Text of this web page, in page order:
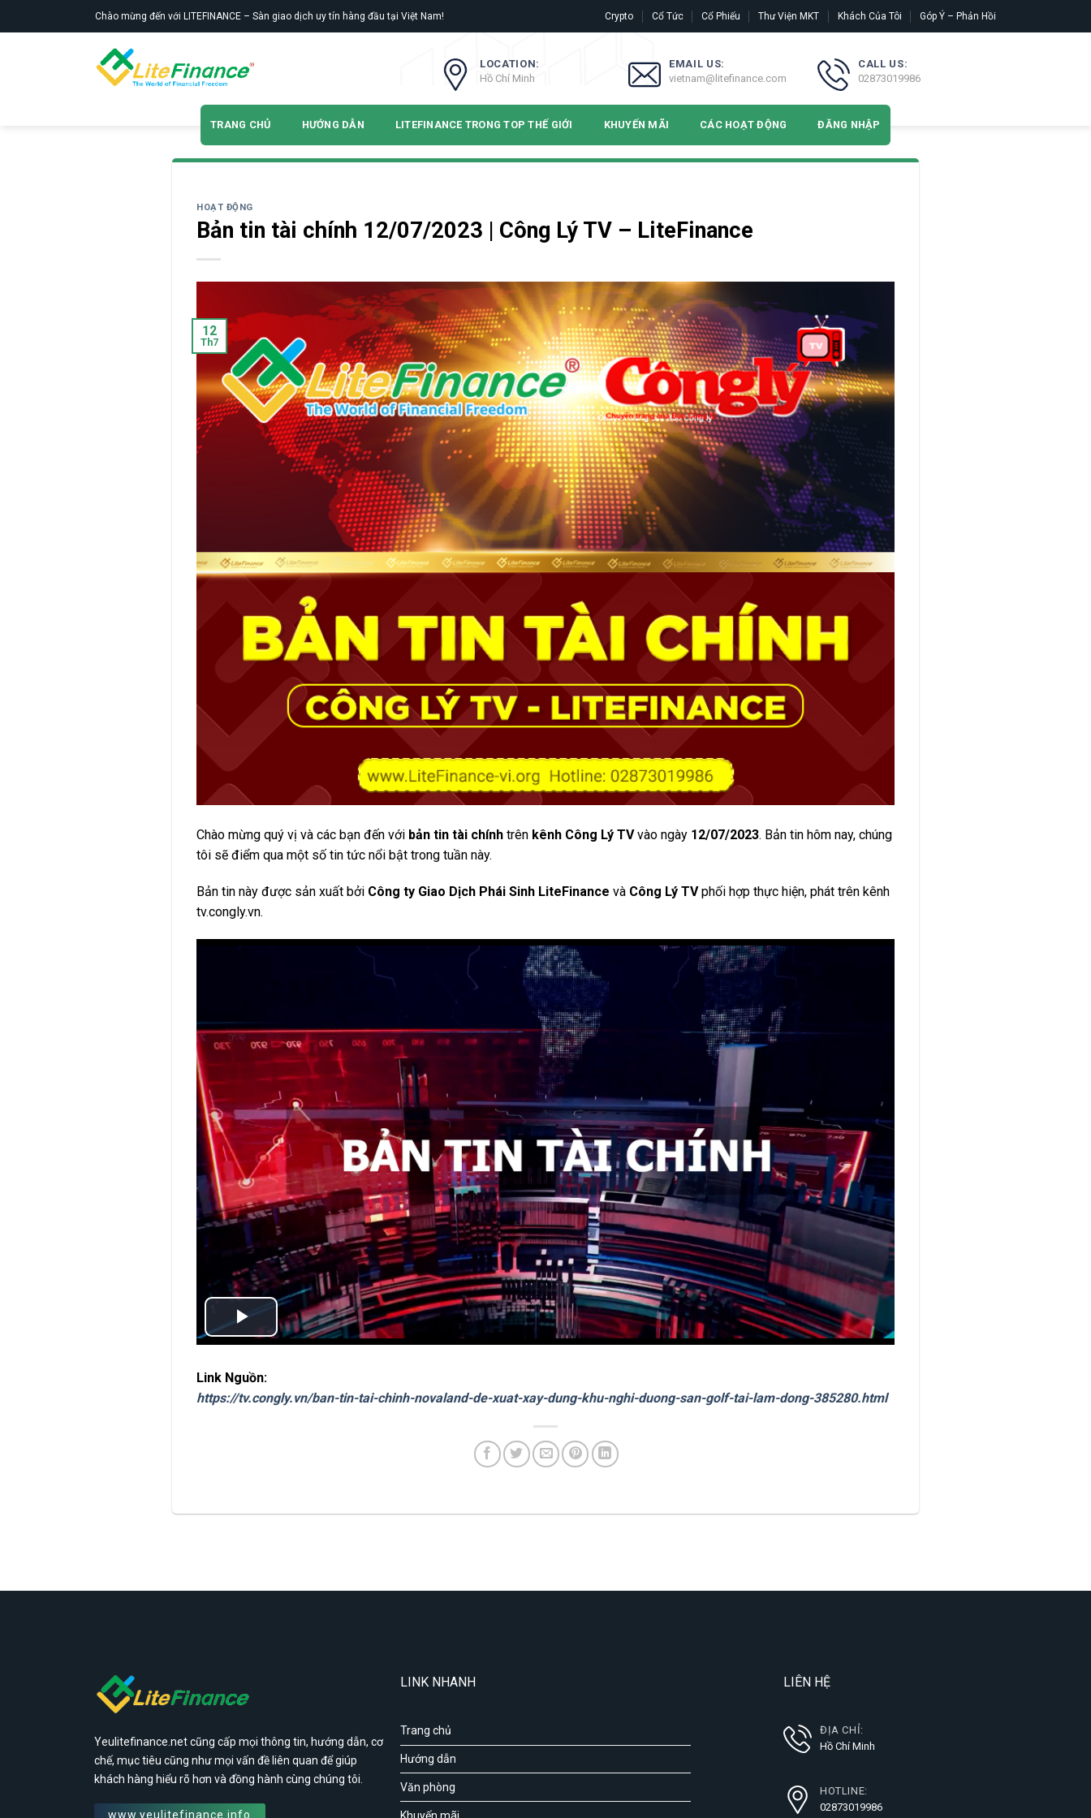
to
Chào mừng đến với LITEFINANCE – Sàn giao dịch uy tín hàng đầu tại Việt Nam! Crypto Cổ Tức Cổ Phiếu Thư Viện MKT Khách Của Tôi Góp Ý – Phản Hồi
LOCATION:
Hồ Chí Minh
EMAIL US:
vietnam@litefinance.com
CALL US:
02873019986
TRANG CHỦ HƯỚNG DẪN LITEFINANCE TRONG TOP THẾ GIỚI KHUYẾN MÃI CÁC HOẠT ĐỘNG ĐĂNG NHẬP
HOẠT ĐỘNG
Bản tin tài chính 12/07/2023 | Công Lý TV – LiteFinance
12
Th7
Chào mừng quý vị và các bạn đến với bản tin tài chính trên kênh Công Lý TVvào ngày 12/07/2023. Bản tin hôm nay, chúng
tôi sẽ điểm qua một số tin tức nổi bật trong tuần này.
Bản tin này được sản xuất bởi Công ty Giao Dịch Phái Sinh LiteFinance và Công Lý TVphối hợp thực hiện, phát trên kênh
tv.congly.vn.
Link Nguồn:
https://tv.congly.vn/ban-tin-tai-chinh-novaland-de-xuat-xay-dung-khu-nghi-duong-san-golf-tai-lam-dong-385280.html
Yeulitefinance.net cũng cấp mọi thông tin, hướng dẫn, cơ
chế, mục tiêu cũng như mọi vấn đề liên quan để giúp
khách hàng hiểu rõ hơn và đồng hành cùng chúng tôi.
www.yeulitefinance.info
LINK NHANH
Trang chủ
Hướng dẫn
Văn phòng
Khuyến mãi
LIÊN HỆ
ĐỊA CHỈ:
Hồ Chí Minh
HOTLINE:
02873019986